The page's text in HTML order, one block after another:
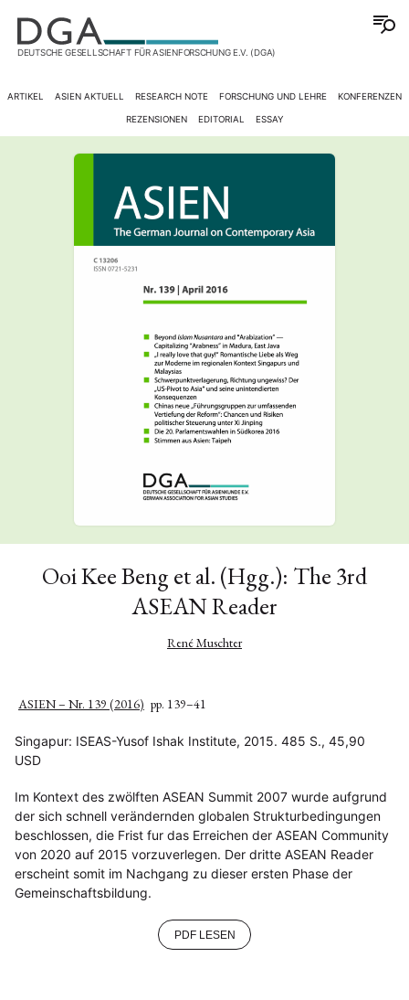
DEUTSCHE GESELLSCHAFT FÜR ASIENFORSCHUNG E.V. (DGA)
ARTIKEL ASIEN AKTUELL RESEARCH NOTE FORSCHUNG UND LEHRE KONFERENZEN
REZENSIONEN EDITORIAL ESSAY
Ooi Kee Beng et al. (Hgg.): The 3rd
ASEAN Reader
René Muschter
ASIEN – Nr. 139 (2016) pp. 139–41
Singapur: ISEAS-Yusof Ishak Institute, 2015. 485 S., 45,90
USD
Im Kontext des zwölften ASEAN Summit 2007 wurde aufgrund
der sich schnell verändernden globalen Strukturbedingungen
beschlossen, die Frist fur das Erreichen der ASEAN Community
von 2020 auf 2015 vorzuverlegen. Der dritte ASEAN Reader
erscheint somit im Nachgang zu dieser ersten Phase der
Gemeinschaftsbildung.
PDF LESEN